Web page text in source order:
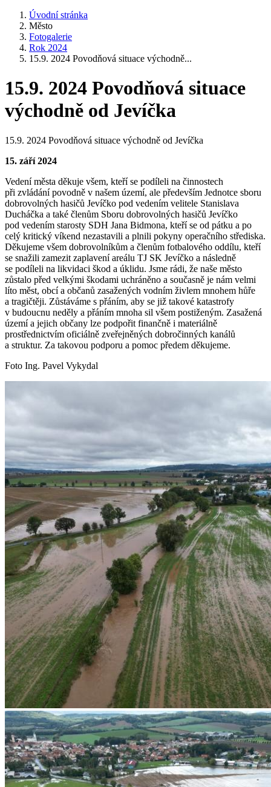
Úvodní stránka
Město
Fotogalerie
Rok 2024
15.9. 2024 Povodňová situace východně...
15.9. 2024 Povodňová situace
východně od Jevíčka
15.9. 2024 Povodňová situace východně od Jevíčka
15. září 2024
Vedení města děkuje všem, kteří se podíleli na činnostech
při zvládání povodně v našem území, ale především Jednotce sboru
dobrovolných hasičů Jevíčko pod vedením velitele Stanislava
Ducháčka a také členům Sboru dobrovolných hasičů Jevíčko
pod vedením starosty SDH Jana Bidmona, kteří se od pátku a po
celý kritický víkend nezastavili a plnili pokyny operačního střediska.
Děkujeme všem dobrovolníkům a členům fotbalového oddílu, kteří
se snažili zamezit zaplavení areálu TJ SK Jevíčko a následně
se podíleli na likvidaci škod a úklidu. Jsme rádi, že naše město
zůstalo před velkými škodami uchráněno a současně je nám velmi
líto měst, obcí a občanů zasažených vodním živlem mnohem hůře
a tragičtěji. Zůstáváme s přáním, aby se již takové katastrofy
v budoucnu neděly a přáním mnoha sil všem postiženým. Zasažená
území a jejich občany lze podpořit finančně i materiálně
prostřednictvím oficiálně zveřejněných dobročinných kanálů
a struktur. Za takovou podporu a pomoc předem děkujeme.
Foto Ing. Pavel Vykydal